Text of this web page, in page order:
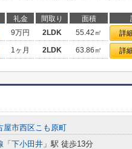
礼金 間取り 面積
9万円 2LDK 55.42㎡ 詳
1ヶ月 2LDK 63.86㎡ 詳
屋市西区こも原町
「 下小田井 」駅 徒歩13分